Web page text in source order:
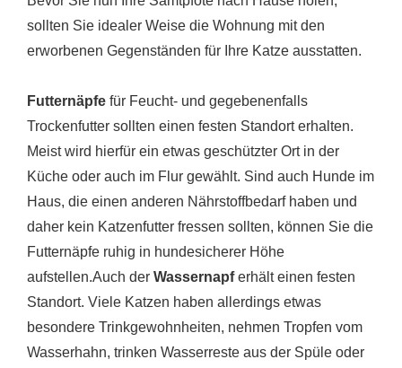
sollten Sie idealer Weise die Wohnung mit den
erworbenen Gegenständen für Ihre Katze ausstatten.
Futternäpfe für Feucht- und gegebenenfalls
Trockenfutter sollten einen festen Standort erhalten.
Meist wird hierfür ein etwas geschützter Ort in der
Küche oder auch im Flur gewählt. Sind auch Hunde im
Haus, die einen anderen Nährstoffbedarf haben und
daher kein Katzenfutter fressen sollten, können Sie die
Futternäpfe ruhig in hundesicherer Höhe
aufstellen.Auch der Wassernapferhält einen festen
Standort. Viele Katzen haben allerdings etwas
besondere Trinkgewohnheiten, nehmen Tropfen vom
Wasserhahn, trinken Wasserreste aus der Spüle oder